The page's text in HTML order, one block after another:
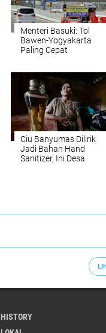
Menteri Basuki: Tol
Bawen-Yogyakarta
Paling Cepat
Ciu Banyumas Dilirik
Jadi Bahan Hand
Sanitizer, Ini Desa
HISTORY